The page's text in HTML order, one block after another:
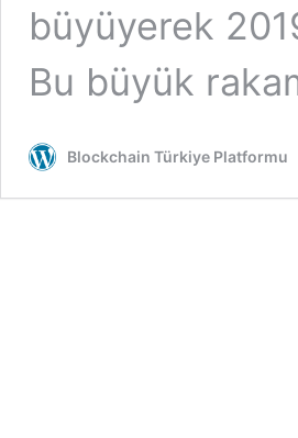
büyüyerek
Bu büyük
Blockchain Türkiye Platformu